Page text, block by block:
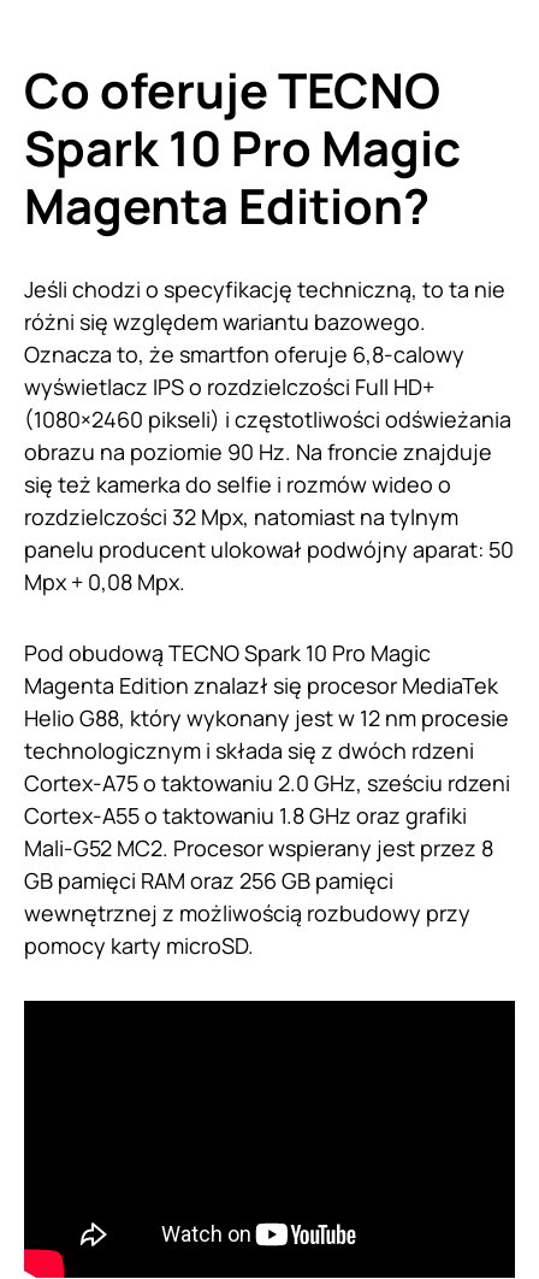
Co oferuje TECNO
Spark 10 Pro Magic
Magenta Edition?
Jeśli chodzi o specyfikację techniczną, to ta nie
różni się względem wariantu bazowego.
Oznacza to, że smartfon oferuje 6,8-calowy
wyświetlacz IPS o rozdzielczości Full HD+
(1080×2460 pikseli) i częstotliwości odświeżania
obrazu na poziomie 90 Hz. Na froncie znajduje
się też kamerka do selfie i rozmów wideo o
rozdzielczości 32 Mpx, natomiast na tylnym
panelu producent ulokował podwójny aparat: 50
Mpx + 0,08 Mpx.
Pod obudową TECNO Spark 10 Pro Magic
Magenta Edition znalazł się procesor MediaTek
Helio G88, który wykonany jest w 12 nm procesie
technologicznym i składa się z dwóch rdzeni
Cortex-A75 o taktowaniu 2.0 GHz, sześciu rdzeni
Cortex-A55 o taktowaniu 1.8 GHz oraz grafiki
Mali-G52 MC2. Procesor wspierany jest przez 8
GB pamięci RAM oraz 256 GB pamięci
wewnętrznej z możliwością rozbudowy przy
pomocy karty microSD.